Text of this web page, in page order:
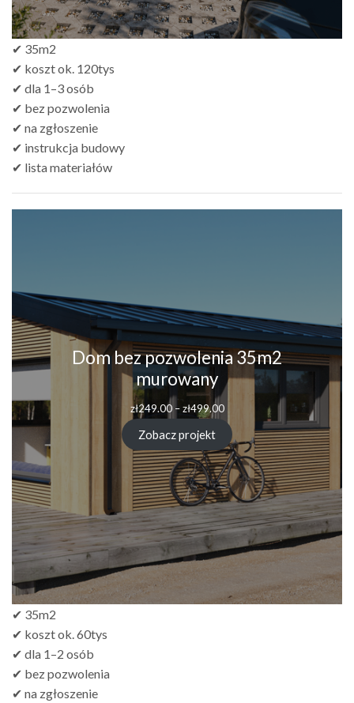
✔ 35m2
✔ koszt ok. 120tys
✔ dla 1–3 osób
✔ bez pozwolenia
✔ na zgłoszenie
✔ instrukcja budowy
✔ lista materiałów
Dom bez pozwolenia 35m2
murowany
zł249.00 – zł499.00Zakres
od
zł249.00
do
zł499.00
Zobacz projekt
✔ 35m2
✔ koszt ok. 60tys
✔ dla 1–2 osób
✔ bez pozwolenia
✔ na zgłoszenie